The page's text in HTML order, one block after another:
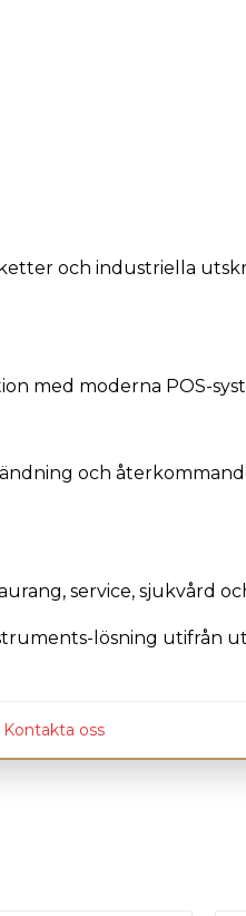
och industriella
med moderna POS-
och
service, sjukvård
lösning utifrån
Kontakta oss